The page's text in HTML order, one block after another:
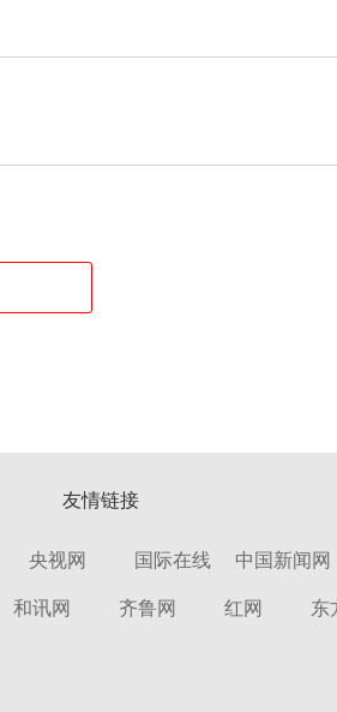
友情链接
央视网 国际在线 中国新闻网
和讯网 齐鲁网 红网 东